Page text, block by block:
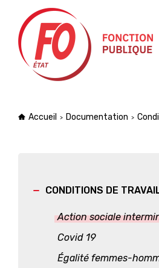
Aller à la navigation
Aller au contenu
Accueil Documentation
CONDITIONS DE
Action sociale
Covid 19
Égalité femmes-